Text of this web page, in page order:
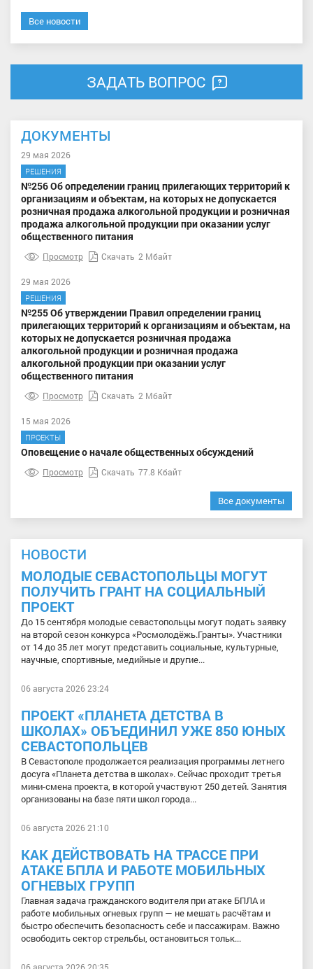
Все новости
ЗАДАТЬ ВОПРОС
ДОКУМЕНТЫ
29 мая 2026
РЕШЕНИЯ
№256 Об определении границ прилегающих территорий к
организациям и объектам, на которых не допускается
розничная продажа алкогольной продукции и розничная
продажа алкогольной продукции при оказании услуг
общественного питания
Просмотр Скачать 2 Мбайт
29 мая 2026
РЕШЕНИЯ
№255 Об утверждении Правил определении границ
прилегающих территорий к организациям и объектам, на
которых не допускается розничная продажа
алкогольной продукции и розничная продажа
алкогольной продукции при оказании услуг
общественного питания
Просмотр Скачать 2 Мбайт
15 мая 2026
ПРОЕКТЫ
Оповещение о начале общественных обсуждений
Просмотр Скачать 77.8 Кбайт
Все документы
НОВОСТИ
МОЛОДЫЕ СЕВАСТОПОЛЬЦЫ МОГУТ
ПОЛУЧИТЬ ГРАНТ НА СОЦИАЛЬНЫЙ
ПРОЕКТ
До 15 сентября молодые севастопольцы могут подать заявку
на второй сезон конкурса «Росмолодёжь.Гранты». Участники
от 14 до 35 лет могут представить социальные, культурные,
научные, спортивные, медийные и другие...
06 августа 2026 23:24
ПРОЕКТ «ПЛАНЕТА ДЕТСТВА В
ШКОЛАХ» ОБЪЕДИНИЛ УЖЕ 850 ЮНЫХ
СЕВАСТОПОЛЬЦЕВ
В Севастополе продолжается реализация программы летнего
досуга «Планета детства в школах». Сейчас проходит третья
мини-смена проекта, в которой участвуют 250 детей. Занятия
организованы на базе пяти школ города...
06 августа 2026 21:10
КАК ДЕЙСТВОВАТЬ НА ТРАССЕ ПРИ
АТАКЕ БПЛА И РАБОТЕ МОБИЛЬНЫХ
ОГНЕВЫХ ГРУПП
Главная задача гражданского водителя при атаке БПЛА и
работе мобильных огневых групп — не мешать расчётам и
быстро обеспечить безопасность себе и пассажирам. Важно
освободить сектор стрельбы, остановиться тольк...
06 августа 2026 20:35